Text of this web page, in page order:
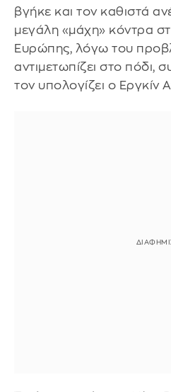
βγήκε και τον καθιστά
μεγάλη «μάχη» κόντρα
Ευρώπης, λόγω του
αντιμετωπίζει στο πόδι,
τον υπολογίζει ο Εργκίν